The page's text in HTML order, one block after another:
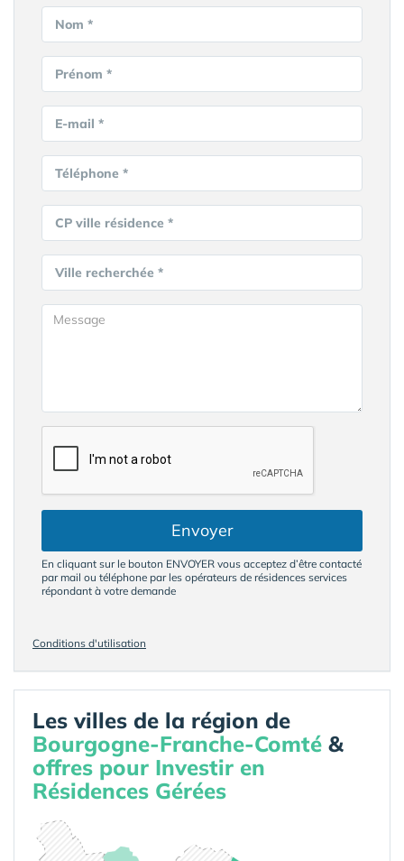
Nom *
Prénom *
E-mail *
Téléphone *
CP ville résidence *
Ville recherchée *
Envoyer
En cliquant sur le bouton ENVOYER vous acceptez d’être contacté
par mail ou téléphone par les opérateurs de résidences services
répondant à votre demande
Conditions d'utilisation
Les villes de la région de
Bourgogne-Franche-Comté &
offres pour Investir en
Résidences Gérées